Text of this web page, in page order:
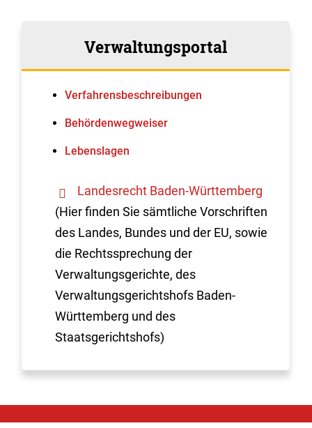
Verwaltungsportal
Verfahrens­beschreibungen
Behördenwegweiser
Lebenslagen
Landesrecht Baden-Württemberg
(Hier finden Sie sämtliche Vorschriften
des Landes, Bundes und der EU, sowie
die Rechtssprechung der
Verwaltungsgerichte, des
Verwaltungsgerichtshofs Baden-
Württemberg und des
Staatsgerichtshofs)